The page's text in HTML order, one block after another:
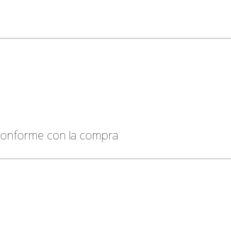
con la compra